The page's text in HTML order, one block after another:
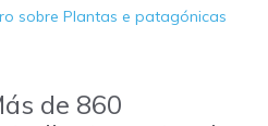
sobre Plantas e patagónicas
de 860